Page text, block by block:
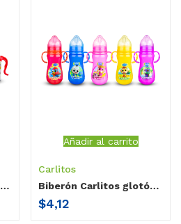
Biberón Carlitos clásico cuello estándar / con agarradera / 9 oz
Añadir al carrito
Carlitos
Biberón Carlitos glotón cuello ancho / doble agarradera + 1 tetina cuello ancho / 14 oz
$4,12